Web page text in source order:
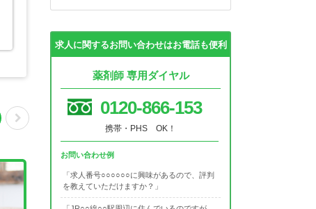
求人に関するお問い合わせはお電話も便利
薬剤師 専用ダイヤル
0120-866-153
携帯・PHS OK！
お問い合わせ例
「求人番号○○○○○○に興味があるので、評判
を教えていただけますか？」